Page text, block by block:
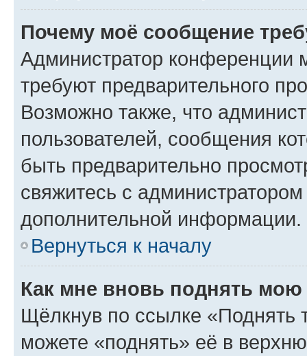
Почему моё сообщение
Администратор конференции
требуют предварительного
Возможно также, что
пользователей, сообщения
быть предварительно
свяжитесь с
дополнительной информации.
Вернуться к началу
Как мне вновь поднять мою
Щёлкнув по ссылке «Поднять
можете «поднять» её в